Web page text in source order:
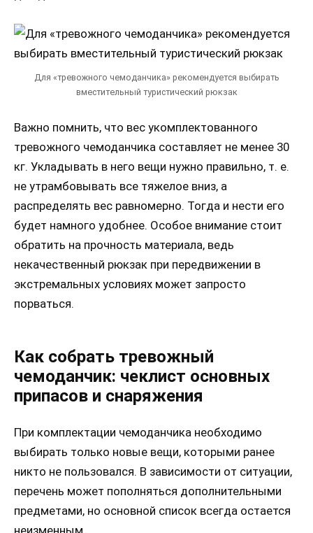
Для «тревожного чемоданчика» рекомендуется выбирать
вместительный туристический рюкзак
Важно помнить, что вес укомплектованного
тревожного чемоданчика составляет не менее 30
кг. Укладывать в него вещи нужно правильно, т. е.
не утрамбовывать все тяжелое вниз, а
распределять вес равномерно. Тогда и нести его
будет намного удобнее. Особое внимание стоит
обратить на прочность материала, ведь
некачественный рюкзак при передвижении в
экстремальных условиях может запросто
порваться.
Как собрать тревожный
чемоданчик: чеклист основных
припасов и снаряжения
При комплектации чемоданчика необходимо
выбирать только новые вещи, которыми ранее
никто не пользовался. В зависимости от ситуации,
перечень может пополняться дополнительными
предметами, но основной список всегда остается
неизменным.